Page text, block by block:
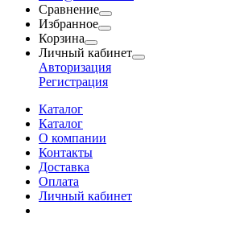
Сравнение
Избранное
Корзина
Личный кабинет
Авторизация
Регистрация
Каталог
Каталог
О компании
Контакты
Доставка
Оплата
Личный кабинет